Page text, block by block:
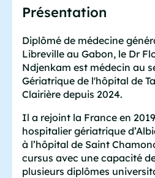
Présentation
Diplômé de médecine
Libreville au Gabon, le Dr
Ndjenkam est médecin au
Gériatrique de l'hôpital de
Clairière depuis 2024.
Il a rejoint la France en
hospitalier gériatrique
à l’hôpital de Saint
cursus avec une capacité
plusieurs diplômes